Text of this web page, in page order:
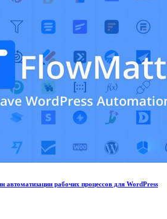
рабочих процессов для WordPress